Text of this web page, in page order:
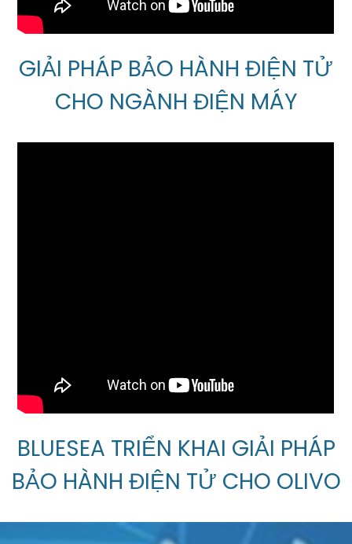
GIẢI PHÁP BẢO HÀNH ĐIỆN TỬ
CHO NGÀNH ĐIỆN MÁY
BLUESEA TRIỂN KHAI GIẢI PHÁP
BẢO HÀNH ĐIỆN TỬ CHO OLIVO